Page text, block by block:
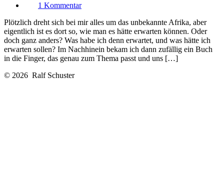
1 KommentarVideofuzzis
weltweit
unterwegs:
Madagaskar!
Plötzlich dreht sich bei mir alles um das unbekannte Afrika, aber
eigentlich ist es dort so, wie man es hätte erwarten können. Oder
doch ganz anders? Was habe ich denn erwartet, und was hätte ich
erwarten sollen? Im Nachhinein bekam ich dann zufällig ein Buch
in die Finger, das genau zum Thema passt und uns […]
© 2026 Ralf Schuster